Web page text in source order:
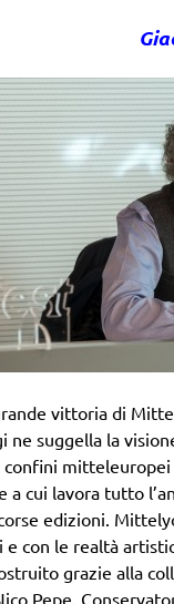
vittoria di
ne suggella la
cui lavora tutto
edizioni.
con le realtà
grazie alla
Pepe,